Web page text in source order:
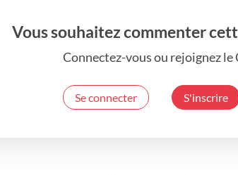
Vous souhaitez commenter
Connectez-vous ou rejoignez le
Se connecter S'inscrire